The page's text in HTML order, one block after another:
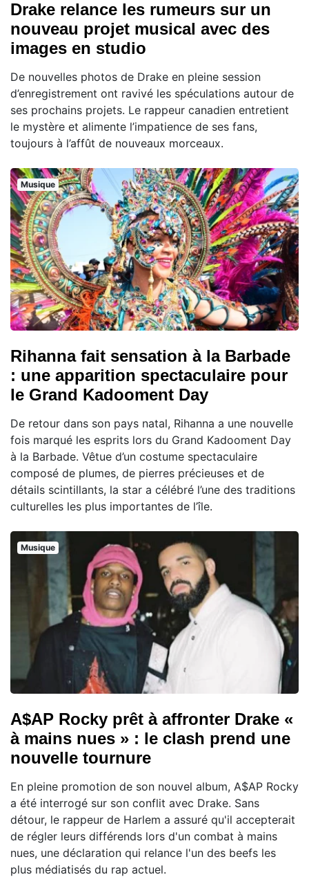
Drake relance les rumeurs sur un
nouveau projet musical avec des
images en studio
De nouvelles photos de Drake en pleine session
d’enregistrement ont ravivé les spéculations autour de
ses prochains projets. Le rappeur canadien entretient
le mystère et alimente l’impatience de ses fans,
toujours à l’affût de nouveaux morceaux.
Musique
Rihanna fait sensation à la Barbade
: une apparition spectaculaire pour
le Grand Kadooment Day
De retour dans son pays natal, Rihanna a une nouvelle
fois marqué les esprits lors du Grand Kadooment Day
à la Barbade. Vêtue d’un costume spectaculaire
composé de plumes, de pierres précieuses et de
détails scintillants, la star a célébré l’une des traditions
culturelles les plus importantes de l’île.
Musique
A$AP Rocky prêt à affronter Drake «
à mains nues » : le clash prend une
nouvelle tournure
En pleine promotion de son nouvel album, A$AP Rocky
a été interrogé sur son conflit avec Drake. Sans
détour, le rappeur de Harlem a assuré qu'il accepterait
de régler leurs différends lors d'un combat à mains
nues, une déclaration qui relance l'un des beefs les
plus médiatisés du rap actuel.